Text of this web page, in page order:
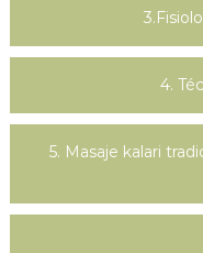
4.
5. Masaje kalari